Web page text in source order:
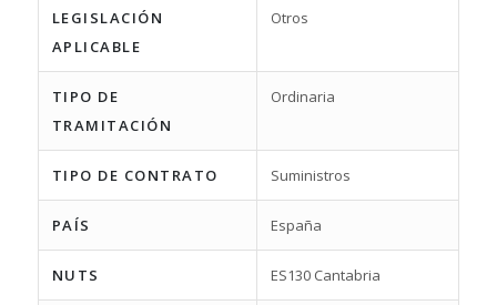
LEGISLACIÓN
APLICABLE
Otros
TIPO DE
TRAMITACIÓN
Ordinaria
TIPO DE CONTRATO Suministros
PAÍS España
NUTS ES130 Cantabria